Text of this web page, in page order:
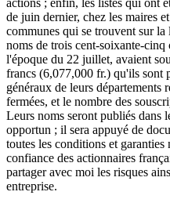
actions ; enfin, les listes qui ont
de juin dernier, chez les maires
communes qui se trouvent sur
noms de trois cent-soixante-cinq
l'époque du 22 juillet, avaient
francs (6,077,000 fr.) qu'ils sont
généraux de leurs départements
fermées, et le nombre des
Leurs noms seront publiés dans
opportun ; il sera appuyé de
toutes les conditions et garanties
confiance des actionnaires
partager avec moi les risques
entreprise.